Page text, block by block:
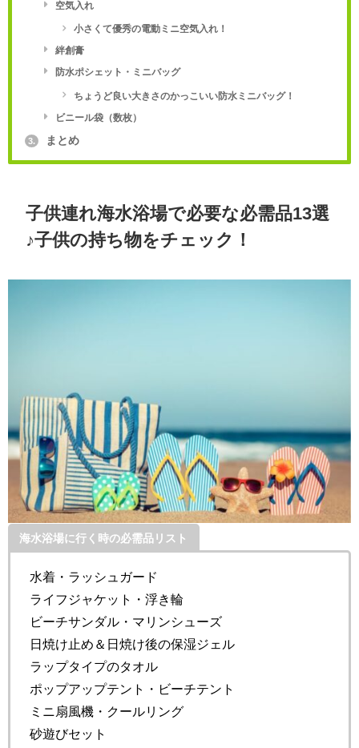
空気入れ
小さくて優秀の電動ミニ空気入れ！
絆創膏
防水ポシェット・ミニバッグ
ちょうど良い大きさのかっこいい防水ミニバッグ！
ビニール袋（数枚）
3. まとめ
子供連れ海水浴場で必要な必需品13選
♪子供の持ち物をチェック！
海水浴場に行く時の必需品リスト
水着・ラッシュガード
ライフジャケット・浮き輪
ビーチサンダル・マリンシューズ
日焼け止め＆日焼け後の保湿ジェル
ラップタイプのタオル
ポップアップテント・ビーチテント
ミニ扇風機・クールリング
砂遊びセット